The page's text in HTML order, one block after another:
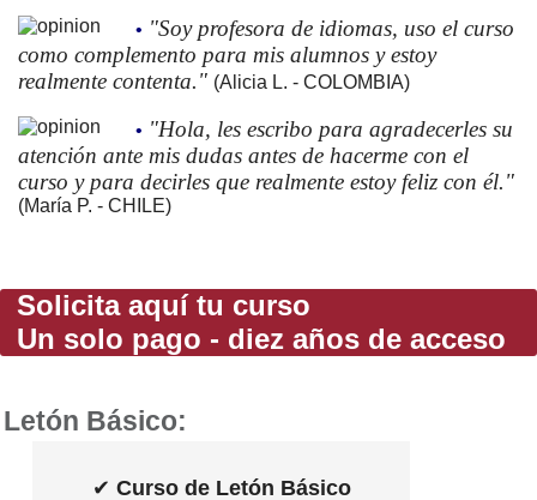
• "Soy profesora de idiomas, uso el curso
como complemento para mis alumnos y estoy
realmente contenta." (Alicia L. - COLOMBIA)
• "Hola, les escribo para agradecerles su
atención ante mis dudas antes de hacerme con el
curso y para decirles que realmente estoy feliz con él."
(María P. - CHILE)
Solicita aquí tu curso
Un solo pago - diez años de acceso
Letón Básico:
✔ Curso de Letón Básico